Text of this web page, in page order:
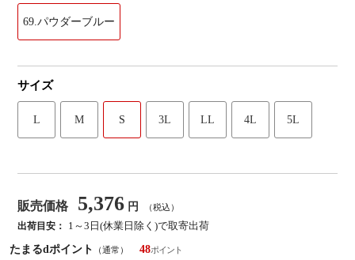
69.パウダーブルー
サイズ
L M S 3L LL 4L 5L
販売価格 5,376 円 （税込）
出荷目安：
1～3日(休業日除く)で取寄出荷
たまるdポイント
（通常）
48